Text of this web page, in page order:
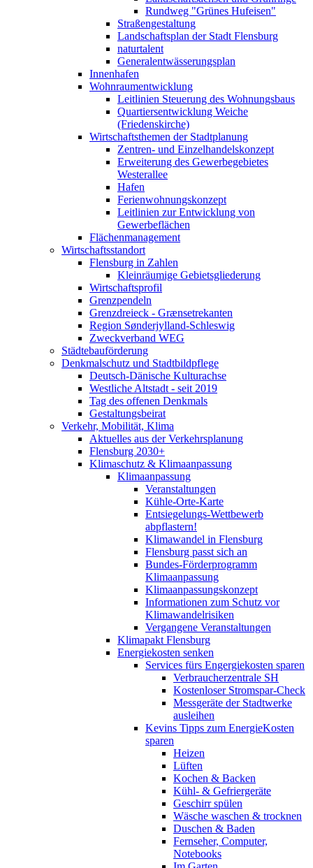
Rundweg "Grünes Hufeisen"
Straßengestaltung
Landschaftsplan der Stadt Flensburg
naturtalent
Generalentwässerungsplan
Innenhafen
Wohnraumentwicklung
Leitlinien Steuerung des Wohnungsbaus
Quartiersentwicklung Weiche
(Friedenskirche)
Wirtschaftsthemen der Stadtplanung
Zentren- und Einzelhandelskonzept
Erweiterung des Gewerbegebietes
Westerallee
Hafen
Ferienwohnungskonzept
Leitlinien zur Entwicklung von
Gewerbeflächen
Flächenmanagement
Wirtschaftsstandort
Flensburg in Zahlen
Kleinräumige Gebietsgliederung
Wirtschaftsprofil
Grenzpendeln
Grenzdreieck - Grænsetrekanten
Region Sønderjylland-Schleswig
Zweckverband WEG
Städtebauförderung
Denkmalschutz und Stadtbildpflege
Deutsch-Dänische Kulturachse
Westliche Altstadt - seit 2019
Tag des offenen Denkmals
Gestaltungsbeirat
Verkehr, Mobilität, Klima
Aktuelles aus der Verkehrsplanung
Flensburg 2030+
Klimaschutz & Klimaanpassung
Klimaanpassung
Veranstaltungen
Kühle-Orte-Karte
Entsiegelungs-Wettbewerb
abpflastern!
Klimawandel in Flensburg
Flensburg passt sich an
Bundes-Förderprogramm
Klimaanpassung
Klimaanpassungskonzept
Informationen zum Schutz vor
Klimawandelrisiken
Vergangene Veranstaltungen
Klimapakt Flensburg
Energiekosten senken
Services fürs Engergiekosten sparen
Verbraucherzentrale SH
Kostenloser Stromspar-Check
Messgeräte der Stadtwerke
ausleihen
Kevins Tipps zum EnergieKosten
sparen
Heizen
Lüften
Kochen & Backen
Kühl- & Gefriergeräte
Geschirr spülen
Wäsche waschen & trocknen
Duschen & Baden
Fernseher, Computer,
Notebooks